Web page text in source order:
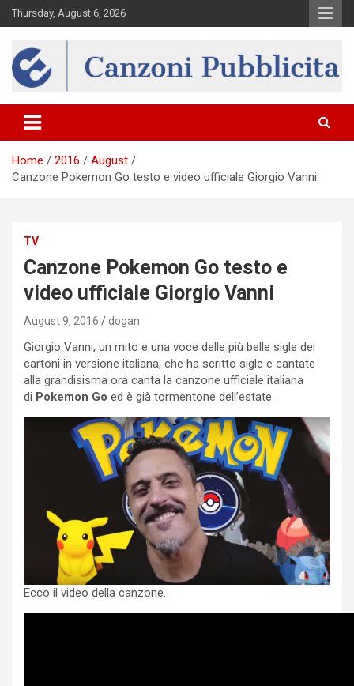
Skip
to
Thursday, August 6, 2026
Canzona
Home 2016
August
Canzone Pokemon Go testo e video ufficiale Giorgio Vanni
TV
Canzone Pokemon Go testo e
video ufficiale Giorgio Vanni
August 9, 2016 dogan
Giorgio Vanni, un mito e una voce delle più belle sigle dei
cartoni in versione italiana, che ha scritto sigle e cantate
alla grandisisma ora canta la canzone ufficiale italiana
di Pokemon Go ed è già tormentone dell’estate.
Ecco il video della canzone.